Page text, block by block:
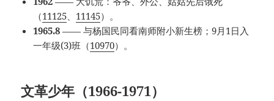
（11125、 11145）。
1965.8 —— 与杨国民同看南师附小新生榜；9月1日入
一年级(3)班（10970）。
文革少年（1966-1971）